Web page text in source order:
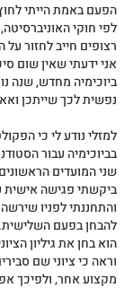
הפעם באמת הייתי
לפי חוקי
רצופים חייב לחזור על
אני ידעתי שאין שום
ביוכימיה מחדש, שנה
נפשית לכך שייתכן
למזלי נודע לי כי
בביוכימיה עבור
שני המועדים
ביקשתי פגישה אישית
והתחננתי לפניו
להבחן בפעם השלישית.
הוא בחן את גיליון
וראה כי ציוני שם
מקצוע אחר, ולפיכך